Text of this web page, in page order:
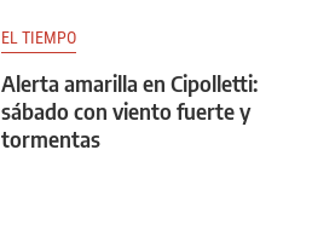
EL TIEMPO
Alerta amarilla en Cipolletti:
sábado con viento fuerte y
tormentas